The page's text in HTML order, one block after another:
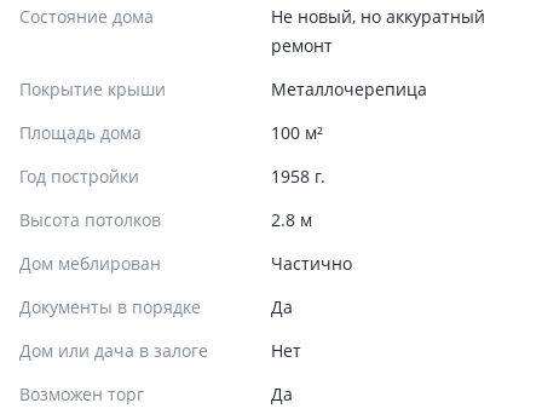
Состояние дома
Не новый, но аккуратный
ремонт
Покрытие крыши
Металлочерепица
Площадь дома
100 м²
Год постройки
1958 г.
Высота потолков
2.8 м
Дом меблирован
Частично
Документы в порядке
Да
Дом или дача в залоге
Нет
Возможен торг
Да